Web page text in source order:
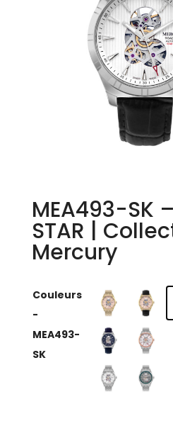
MEA493-SK
STAR |
Mercury
Couleurs
-
MEA493-
SK